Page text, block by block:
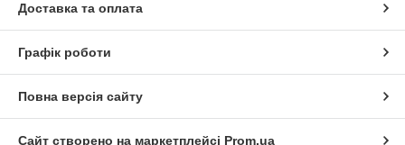
Доставка та оплата
Графік роботи
Повна версія сайту
Сайт створено на маркетплейсі Prom.ua